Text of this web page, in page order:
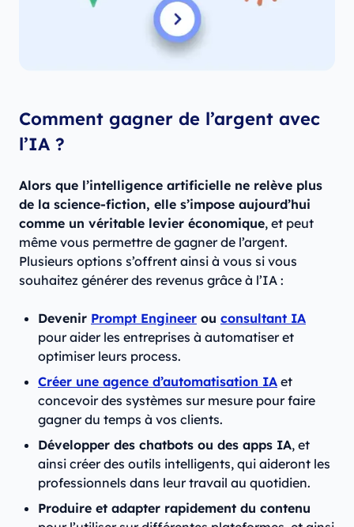
Comment gagner de l’argent avec
l’IA ?
Alors que l’intelligence artificielle ne relève plus
de la science-fiction, elle s’impose aujourd’hui
comme un véritable levier économique, et peut
même vous permettre de gagner de l’argent.
Plusieurs options s’offrent ainsi à vous si vous
souhaitez générer des revenus grâce à l’IA :
Devenir Prompt Engineer ou consultant IA
pour aider les entreprises à automatiser et
optimiser leurs process.
Créer une agence d’automatisation IA et
concevoir des systèmes sur mesure pour faire
gagner du temps à vos clients.
Développer des chatbots ou des apps IA, et
ainsi créer des outils intelligents, qui aideront les
professionnels dans leur travail au quotidien.
Produire et adapter rapidement du contenu